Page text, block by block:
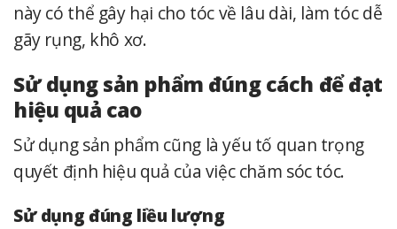
này có thể gây hại cho tóc về lâu dài, làm tóc dễ
gãy rụng, khô xơ.
Sử dụng sản phẩm đúng cách để đạt
hiệu quả cao
Sử dụng sản phẩm cũng là yếu tố quan trọng
quyết định hiệu quả của việc chăm sóc tóc.
Sử dụng đúng liều lượng